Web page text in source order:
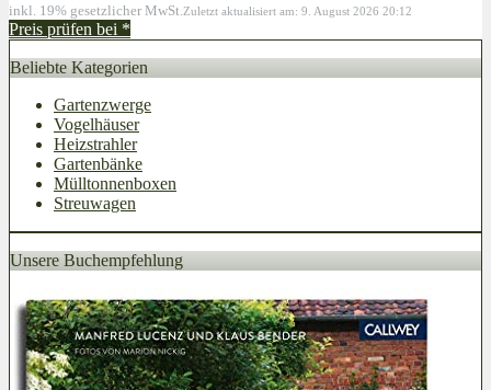
inkl. 19% gesetzlicher MwSt. Zuletzt aktualisiert am: 9. August 2026 20:12
Preis prüfen bei *
Beliebte Kategorien
Gartenzwerge
Vogelhäuser
Heizstrahler
Gartenbänke
Mülltonnenboxen
Streuwagen
Unsere Buchempfehlung